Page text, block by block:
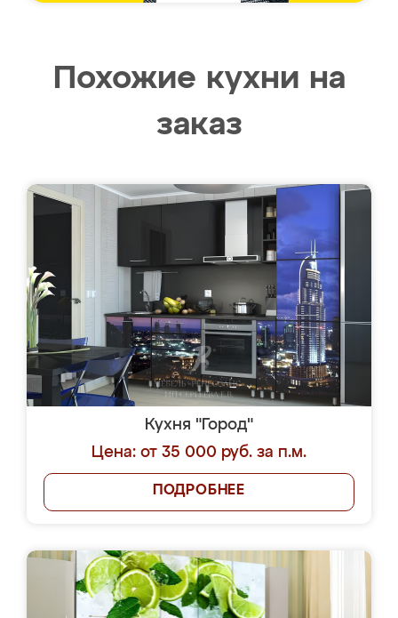
Похожие кухни на
заказ
Кухня "Город"
Цена: от 35 000 руб. за п.м.
ПОДРОБНЕЕ